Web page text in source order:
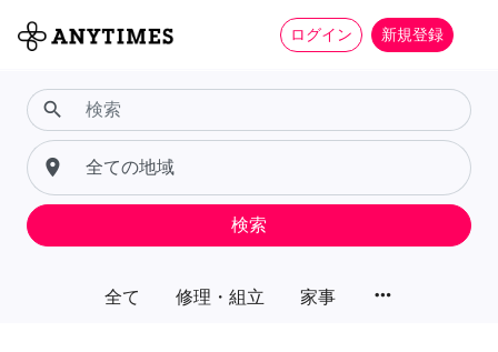
ログイン 新規登録
全て 修理・組立 家事 more_horiz
search
place
検索